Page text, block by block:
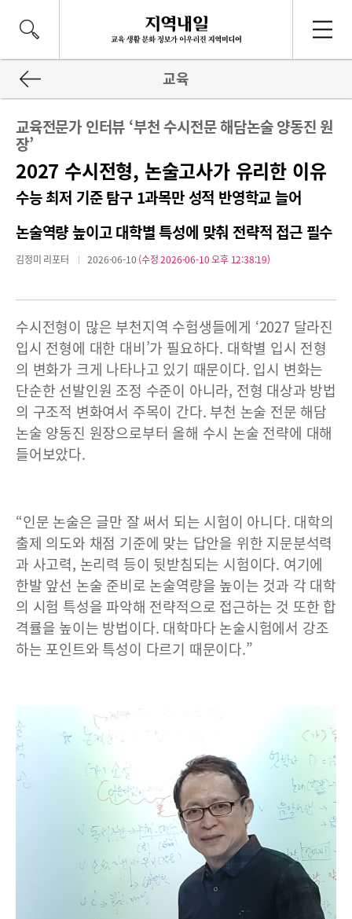
교육
교육전문가 인터뷰 ‘부천 수시전문 해담논술 양동진 원
장’
2027 수시전형, 논술고사가 유리한 이유
수능 최저 기준 탐구 1과목만 성적 반영학교 늘어
논술역량 높이고 대학별 특성에 맞춰 전략적 접근 필수
김정미 리포터 2026-06-10 (수정 2026-06-10 오후 12:38:19)
수시전형이 많은 부천지역 수험생들에게 ‘2027 달라진
입시 전형에 대한 대비’가 필요하다. 대학별 입시 전형
의 변화가 크게 나타나고 있기 때문이다. 입시 변화는
단순한 선발인원 조정 수준이 아니라, 전형 대상과 방법
의 구조적 변화여서 주목이 간다. 부천 논술 전문 해담
논술 양동진 원장으로부터 올해 수시 논술 전략에 대해
들어보았다.
“인문 논술은 글만 잘 써서 되는 시험이 아니다. 대학의
출제 의도와 채점 기준에 맞는 답안을 위한 지문분석력
과 사고력, 논리력 등이 뒷받침되는 시험이다. 여기에
한발 앞선 논술 준비로 논술역량을 높이는 것과 각 대학
의 시험 특성을 파악해 전략적으로 접근하는 것 또한 합
격률을 높이는 방법이다. 대학마다 논술시험에서 강조
하는 포인트와 특성이 다르기 때문이다.”